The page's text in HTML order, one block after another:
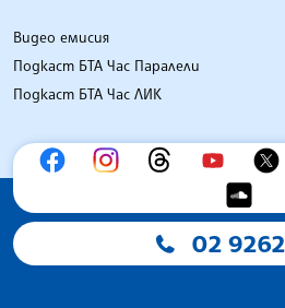
Видео емисия
Подкаст БТА Час Паралели
Подкаст БТА Час ЛИК
02